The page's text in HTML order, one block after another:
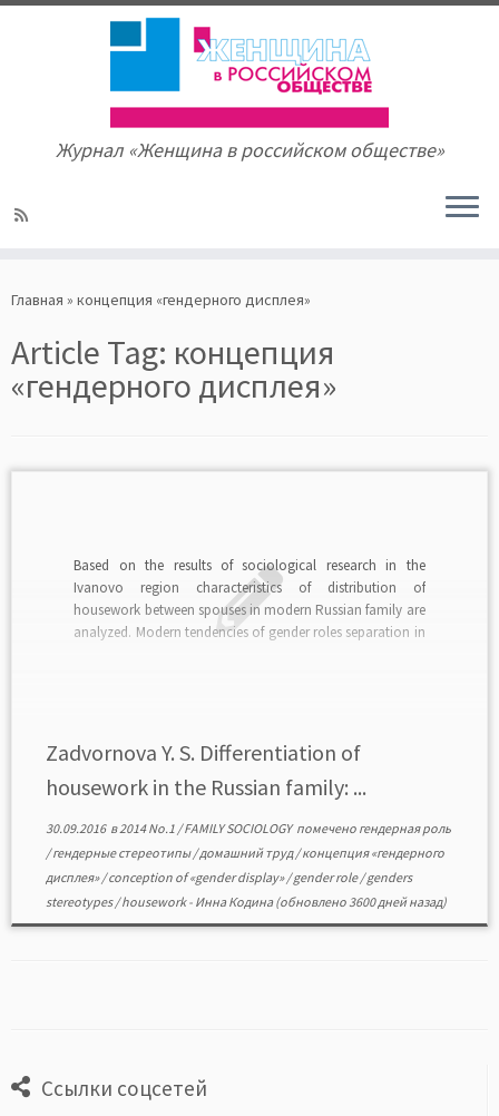
to
Журнал «Женщина в российском обществе»
Главная » концепция «гендерного дисплея»
Article Tag: концепция
«гендерного дисплея»
Based on the results of sociological research in the
Ivanovo region characteristics of distribution of
housework between spouses in modern Russian family are
analyzed. Modern tendencies of gender roles separation in
Zadvornova Y. S. Differentiation of
housework in the Russian family: ...
30.09.2016в2014 No.1 /FAMILY SOCIOLOGYпомечено гендерная роль
/гендерные стереотипы/домашний труд/концепция «гендерного
дисплея»/conception of «gender display»/gender role/genders
stereotypes/housework- Инна Кодина(обновлено 3600 дней назад)
Ссылки соцсетей